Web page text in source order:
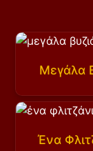
Μεγάλα
Ένα